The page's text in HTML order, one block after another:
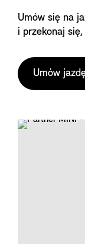
Umów się na
i przekonaj
Umów